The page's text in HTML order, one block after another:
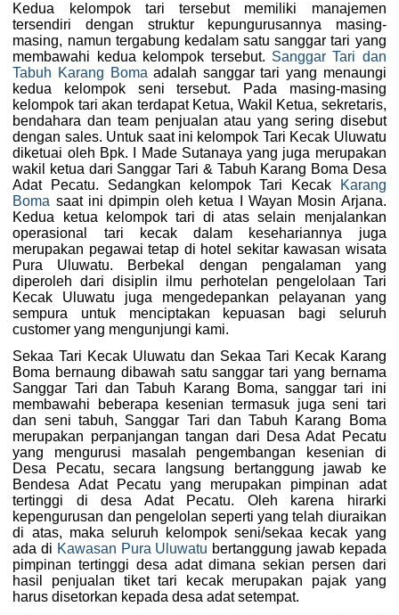
Kedua kelompok tari tersebut memiliki manajemen
tersendiri dengan struktur kepungurusannya masing-
masing, namun tergabung kedalam satu sanggar tari yang
membawahi kedua kelompok tersebut. Sanggar Tari dan
Tabuh Karang Boma adalah sanggar tari yang menaungi
kedua kelompok seni tersebut. Pada masing-masing
kelompok tari akan terdapat Ketua, Wakil Ketua, sekretaris,
bendahara dan team penjualan atau yang sering disebut
dengan sales. Untuk saat ini kelompok Tari Kecak Uluwatu
diketuai oleh Bpk. I Made Sutanaya yang juga merupakan
wakil ketua dari Sanggar Tari & Tabuh Karang Boma Desa
Adat Pecatu. Sedangkan kelompok Tari Kecak
Karang
Boma saat ini dpimpin oleh ketua I Wayan Mosin Arjana.
Kedua ketua kelompok tari di atas selain menjalankan
operasional tari kecak dalam kesehariannya juga
merupakan pegawai tetap di hotel sekitar kawasan wisata
Pura Uluwatu. Berbekal dengan pengalaman yang
diperoleh dari disiplin ilmu perhotelan pengelolaan Tari
Kecak Uluwatu juga mengedepankan pelayanan yang
sempura untuk menciptakan kepuasan bagi seluruh
customer yang mengunjungi kami.
Sekaa Tari Kecak Uluwatu dan Sekaa Tari Kecak Karang
Boma bernaung dibawah satu sanggar tari yang bernama
Sanggar Tari dan Tabuh Karang Boma, sanggar tari ini
membawahi beberapa kesenian termasuk juga seni tari
dan seni tabuh, Sanggar Tari dan Tabuh Karang Boma
merupakan perpanjangan tangan dari Desa Adat Pecatu
yang mengurusi masalah pengembangan kesenian di
Desa Pecatu, secara langsung bertanggung jawab ke
Bendesa Adat Pecatu yang merupakan pimpinan adat
tertinggi di desa Adat Pecatu. Oleh karena hirarki
kepengurusan dan pengelolan seperti yang telah diuraikan
di atas, maka seluruh kelompok seni/sekaa kecak yang
ada di Kawasan Pura Uluwatu bertanggung jawab kepada
pimpinan tertinggi desa adat dimana sekian persen dari
hasil penjualan tiket tari kecak merupakan pajak yang
harus disetorkan kepada desa adat setempat.